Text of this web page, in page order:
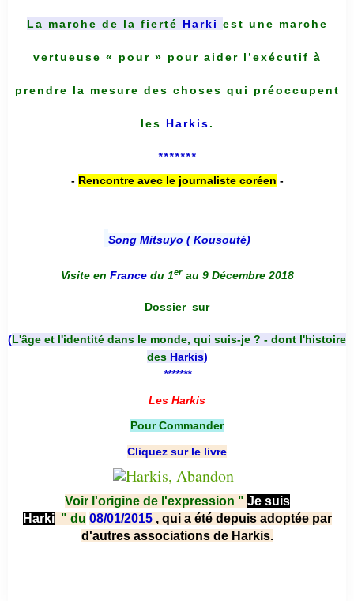
La marche de la fierté Harki est une marche
vertueuse « pour » pour aider l’exécutif à
prendre la mesure des choses qui préoccupent
les Harkis.
*******
- Rencontre avec le journaliste coréen -
Song Mitsuyo ( Kousouté)
Visite en France du 1er au 9 Décembre 2018
Dossier sur
(L'âge et l'identité dans le monde, qui suis-je ? - dont l'histoire
des Harkis)
*******
Les Harkis
Pour Commander
Cliquez sur le livre
Voir l'origine de l'expression " Je suis
Harki " du 08/01/2015 , qui a été depuis adoptée par
d'autres associations de Harkis.